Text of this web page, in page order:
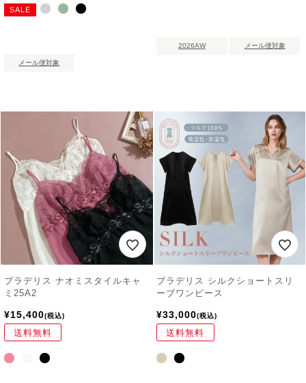
SALE
メール便対象
2026AW メール便対象
ブラデリス ナオミスタイルキャ
ミ25A2
¥15,400 税込
送料無料
ブラデリス シルクショートスリ
ーブワンピース
¥33,000 税込
送料無料